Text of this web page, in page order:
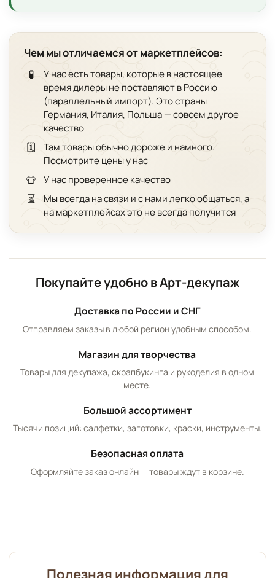
Чем мы отличаемся от маркетплейсов:
🧪
У нас есть товары, которые в настоящее
время дилеры не поставляют в Россию
(параллельный импорт). Это страны
Германия, Италия, Польша — совсем другое
качество
🗓️
Там товары обычно дороже и намного.
Посмотрите цены у нас
👕 У нас проверенное качество
⏳
Мы всегда на связи и с нами легко общаться, а
на маркетплейсах это не всегда получится
Покупайте удобно в Арт-декупаж
Доставка по России и СНГ
Отправляем заказы в любой регион удобным способом.
Магазин для творчества
Товары для декупажа, скрапбукинга и рукоделия в одном
месте.
Большой ассортимент
Тысячи позиций: салфетки, заготовки, краски, инструменты.
Безопасная оплата
Оформляйте заказ онлайн — товары ждут в корзине.
Полезная информация для